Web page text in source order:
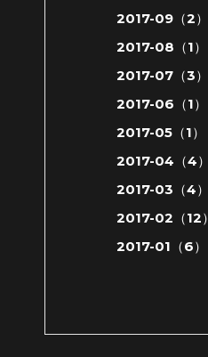
2017-09（2）
2017-08（1）
2017-07（3）
2017-06（1）
2017-05（1）
2017-04（4）
2017-03（4）
2017-02（12）
2017-01（6）